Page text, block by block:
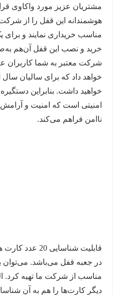
مشتریان عزیز مورد واکاوی
هوشمندانه این قفل را از
مناسب خریداری نمایند و برای
خرید و نصب این قفل آن‌هم
شرکت معتبر به شما کاربران
خواهد داد که برای سالیان
امنیتی است که امنیت و
ناامن فراهم می‌کند.
در جعبه قفل می‌باشد. می‌توان
مناسب از شرکت ما تهیه کرد.
دیگر کارت‌ها را هم به آن